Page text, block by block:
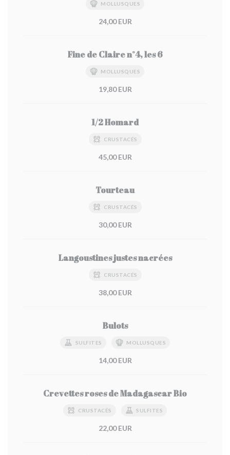
MOLLUSQUES
24,00 EUR
Fine de Claire n°4, les 6
MOLLUSQUES
19,80 EUR
1/2 Homard
CRUSTACÉS
45,00 EUR
Tourteau
CRUSTACÉS
30,00 EUR
Langoustines justes nacrées
CRUSTACÉS
38,00 EUR
Bulots
SULFITES MOLLUSQUES
14,00 EUR
Crevettes roses de Madagascar Bio
CRUSTACÉS SULFITES
22,00 EUR